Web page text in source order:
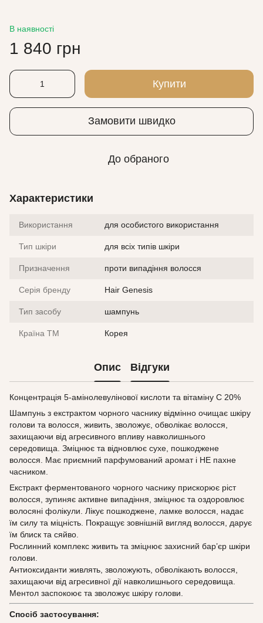
В наявності
1 840 грн
Купити
Замовити швидко
До обраного
Характеристики
Використання для особистого використання
Тип шкіри для всіх типів шкіри
Призначення проти випадіння волосся
Серія бренду Hair Genesis
Тип засобу шампунь
Країна ТМ Корея
Опис Відгуки
Концентрація 5-амінолевулінової кислоти та вітаміну С 20%
Шампунь з екстрактом чорного часнику відмінно очищає шкіру
голови та волосся, живить, зволожує, обволікає волосся,
захищаючи від агресивного впливу навколишнього
середовища. Зміцнює та відновлює сухе, пошкоджене
волосся. Має приємний парфумований аромат і НЕ пахне
часником.
Екстракт ферментованого чорного часнику прискорює ріст
волосся, зупиняє активне випадіння, зміцнює та оздоровлює
волосяні фолікули. Лікує пошкоджене, ламке волосся, надає
їм силу та міцність. Покращує зовнішній вигляд волосся, дарує
їм блиск та сяйво.
Рослинний комплекс живить та зміцнює захисний бар’єр шкіри
голови.
Антиоксиданти живлять, зволожують, обволікають волосся,
захищаючи від агресивної дії навколишнього середовища.
Ментол заспокоює та зволожує шкіру голови.
Спосіб застосування: